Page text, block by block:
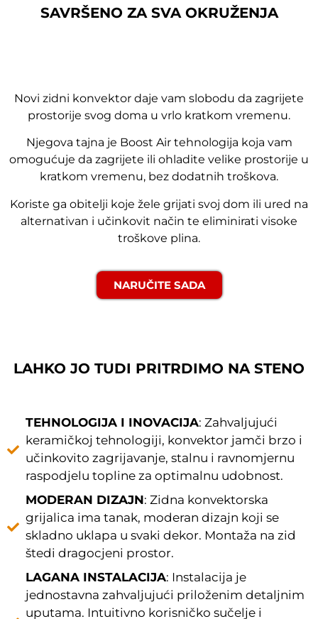
SAVRŠENO ZA SVA OKRUŽENJA
Novi zidni konvektor daje vam slobodu da zagrijete
prostorije svog doma u vrlo kratkom vremenu.
Njegova tajna je Boost Air tehnologija koja vam
omogućuje da zagrijete ili ohladite velike prostorije u
kratkom vremenu, bez dodatnih troškova.
Koriste ga obitelji koje žele grijati svoj dom ili ured na
alternativan i učinkovit način te eliminirati visoke
troškove plina.
NARUČITE SADA
LAHKO JO TUDI PRITRDIMO NA STENO
TEHNOLOGIJA I INOVACIJA: Zahvaljujući
keramičkoj tehnologiji, konvektor jamči brzo i
učinkovito zagrijavanje, stalnu i ravnomjernu
raspodjelu topline za optimalnu udobnost.
MODERAN DIZAJN: Zidna konvektorska
grijalica ima tanak, moderan dizajn koji se
skladno uklapa u svaki dekor. Montaža na zid
štedi dragocjeni prostor.
LAGANA INSTALACIJA: Instalacija je
jednostavna zahvaljujući priloženim detaljnim
uputama. Intuitivno korisničko sučelje i